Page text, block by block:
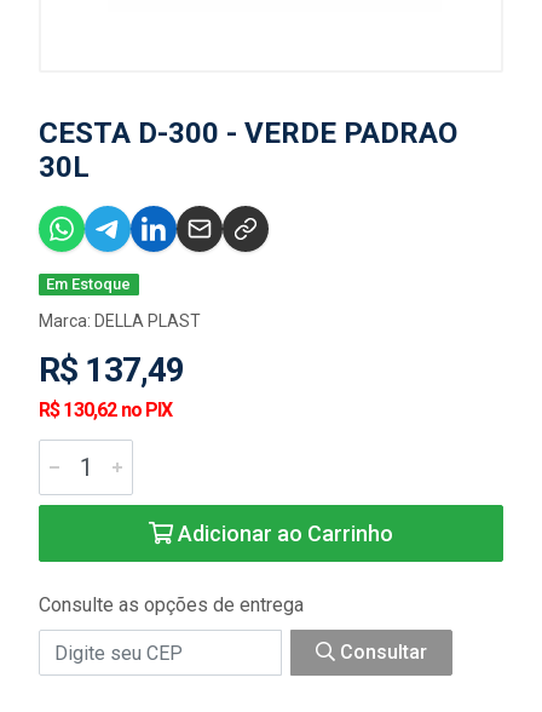
CESTA D-300 - VERDE PADRAO
30L
Em Estoque
Marca: DELLA PLAST
R$ 137,49
R$ 130,62 no PIX
Adicionar ao Carrinho
Consulte as opções de entrega
Consultar